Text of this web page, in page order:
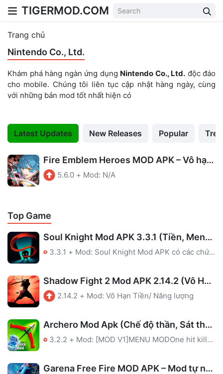
Skip to content
TIGERMOD.COM
Trang chủ
Nintendo Co., Ltd.
Khám phá hàng ngàn ứng dụng Nintendo Co., Ltd. độc đáo
cho mobile. Chúng tôi liên tục cập nhật hàng ngày, cùng
với những bản mod tốt nhất hiện có
Latest Updates New Releases Popular
Fire Emblem Heroes MOD APK – Vô hạn tiền
5.6.0 + Mod: N/A
Top Game
Soul Knight Mod APK 3.3.1 (Tiền, Menu, Bất Tử, Mana, Hồi Chiêu)
3.3.1 + Mod: Soul Knight Mod APK có các chức năng thú vị sau: Tiền, Menu, Bất Tử, Mana, Hồi Chiêu. Tha hồ khám phá và giải trí vô tận.
Shadow Fight 2 Mod APK 2.14.2 (Vô Hạn Tiền)
2.14.2 + Mod: Vô Hạn Tiền/ Năng lượng
Archero Mod Apk (Chế độ thần, Sát thương cao)
3.2.2 + Mod: [MOD V1]MENU MODOne hit killGod modeShoot through the wall[MOD V2]MENU MODOne hit killGod mode
Garena Free Fire MOD APK – Mod tự ngắm